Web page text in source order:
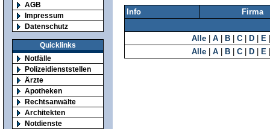
AGB
Impressum
Datenschutz
Quicklinks
Notfälle
Polizeidienststellen
Ärzte
Apotheken
Rechtsanwälte
Architekten
Notdienste
Info Firma
Alle A B C D E
Alle
A B C D E